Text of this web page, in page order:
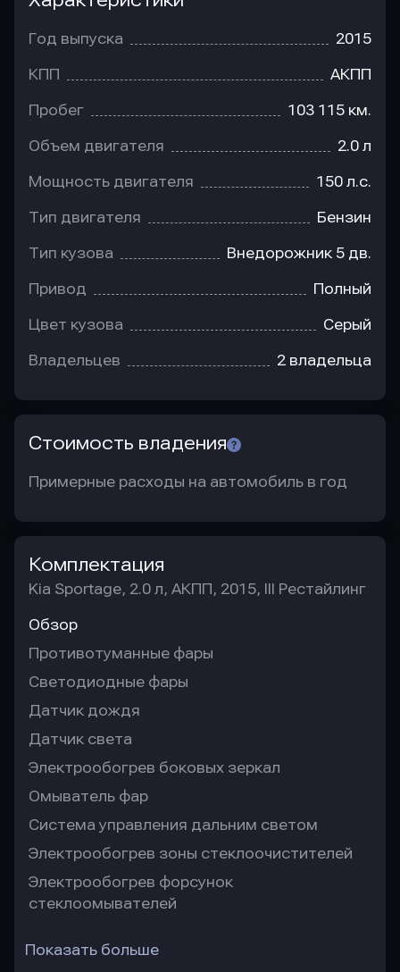
Год выпуска 2015
КПП АКПП
Пробег 103 115 км.
Объем двигателя 2.0 л
Мощность двигателя 150 л.с.
Тип двигателя Бензин
Тип кузова Внедорожник 5 дв.
Привод Полный
Цвет кузова Серый
Владельцев 2 владельца
Стоимость владения
Примерные расходы на автомобиль в год
Комплектация
Kia Sportage, 2.0 л, АКПП, 2015, III Рестайлинг
Обзор
Противотуманные фары
Светодиодные фары
Датчик дождя
Датчик света
Электрообогрев боковых зеркал
Омыватель фар
Система управления дальним светом
Электрообогрев зоны стеклоочистителей
Электрообогрев форсунок
стеклоомывателей
Показать больше